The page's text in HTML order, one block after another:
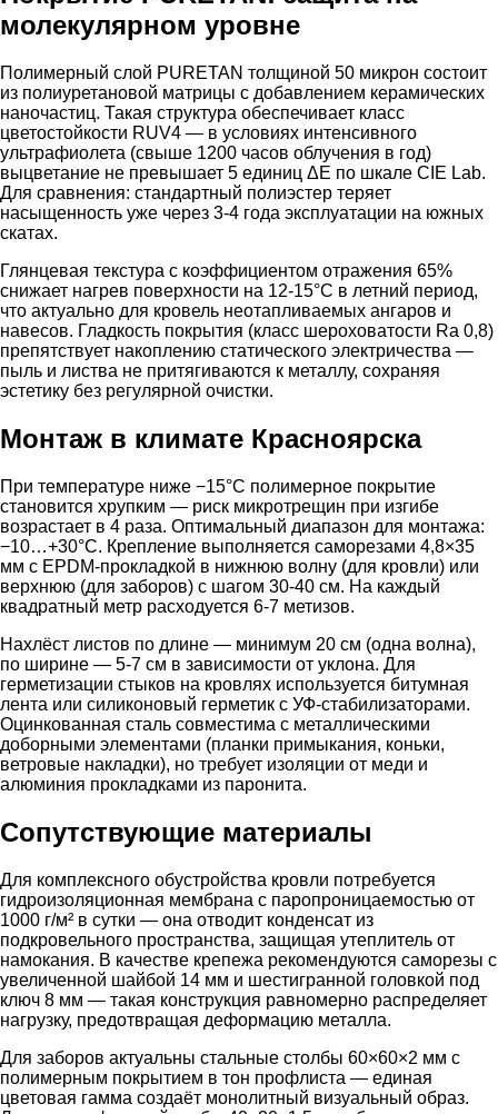
молекулярном уровне
Полимерный слой PURETAN толщиной 50 микрон состоит
из полиуретановой матрицы с добавлением керамических
наночастиц. Такая структура обеспечивает класс
цветостойкости RUV4 — в условиях интенсивного
ультрафиолета (свыше 1200 часов облучения в год)
выцветание не превышает 5 единиц ΔE по шкале CIE Lab.
Для сравнения: стандартный полиэстер теряет
насыщенность уже через 3-4 года эксплуатации на южных
скатах.
Глянцевая текстура с коэффициентом отражения 65%
снижает нагрев поверхности на 12-15°C в летний период,
что актуально для кровель неотапливаемых ангаров и
навесов. Гладкость покрытия (класс шероховатости Ra 0,8)
препятствует накоплению статического электричества —
пыль и листва не притягиваются к металлу, сохраняя
эстетику без регулярной очистки.
Монтаж в климате Красноярска
При температуре ниже −15°C полимерное покрытие
становится хрупким — риск микротрещин при изгибе
возрастает в 4 раза. Оптимальный диапазон для монтажа:
−10…+30°C. Крепление выполняется саморезами 4,8×35
мм с EPDM-прокладкой в нижнюю волну (для кровли) или
верхнюю (для заборов) с шагом 30-40 см. На каждый
квадратный метр расходуется 6-7 метизов.
Нахлёст листов по длине — минимум 20 см (одна волна),
по ширине — 5-7 см в зависимости от уклона. Для
герметизации стыков на кровлях используется битумная
лента или силиконовый герметик с УФ-стабилизаторами.
Оцинкованная сталь совместима с металлическими
доборными элементами (планки примыкания, коньки,
ветровые накладки), но требует изоляции от меди и
алюминия прокладками из паронита.
Сопутствующие материалы
Для комплексного обустройства кровли потребуется
гидроизоляционная мембрана с паропроницаемостью от
1000 г/м² в сутки — она отводит конденсат из
подкровельного пространства, защищая утеплитель от
намокания. В качестве крепежа рекомендуются саморезы с
увеличенной шайбой 14 мм и шестигранной головкой под
ключ 8 мм — такая конструкция равномерно распределяет
нагрузку, предотвращая деформацию металла.
Для заборов актуальны стальные столбы 60×60×2 мм с
полимерным покрытием в тон профлиста — единая
цветовая гамма создаёт монолитный визуальный образ.